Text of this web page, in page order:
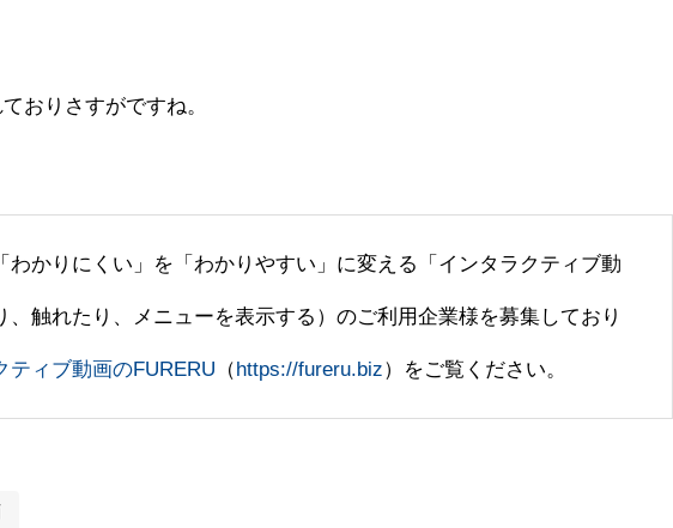
おりさすがですね。
わかりにくい」を「わかりやすい」に変える「インタラクティブ動
触れたり、メニューを表示する）のご利用企業様を募集しており
ティブ動画のFURERU （https://fureru.biz）をご覧ください。